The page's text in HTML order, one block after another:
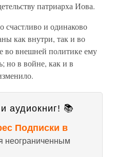
патриарха Иова.
счастливо и одинаково
как внутри, так и во
во внешней политике ему
но в войне, как и в
аудиокниг! 📚
Подписки в
неограниченным